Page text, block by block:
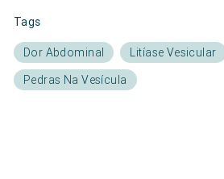
Tags
Dor Abdominal
Litíase Vesicular
Pedras Na Vesícula